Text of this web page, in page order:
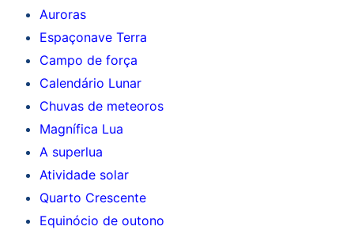
Auroras
Espaçonave Terra
Campo de força
Calendário Lunar
Chuvas de meteoros
Magnífica Lua
A superlua
Atividade solar
Quarto Crescente
Equinócio de outono